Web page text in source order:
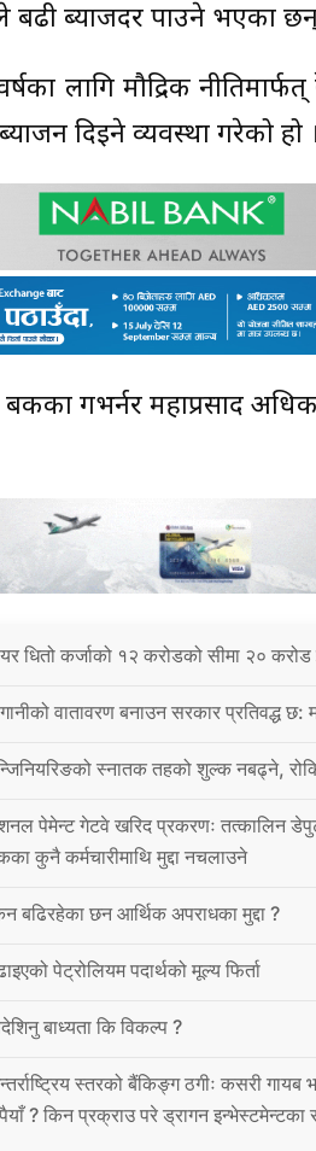
बढी ब्याजदर पाउने भएका
लागि मौद्रिक
दिइने व्यवस्था गरेको हो ।
बैंकका गभर्नर महाप्रसाद
धितो कर्जाको १२ करोडको सीमा २० करोड
वातावरण बनाउन सरकार प्रतिवद्ध छ:
स्नातक तहको शुल्क नबढ्ने,
पेमेन्ट गेटवे खरिद प्रकरणः तत्कालिन
कुनै कर्मचारीमाथि मुद्दा नचलाउने
बढिरहेका छन आर्थिक अपराधका मुद्दा ?
पेट्रोलियम पदार्थको मूल्य फिर्ता
बाध्यता कि विकल्प ?
स्तरको बैंकिङ्ग ठगीः कसरी
? किन प्रक्राउ परे ड्रागन